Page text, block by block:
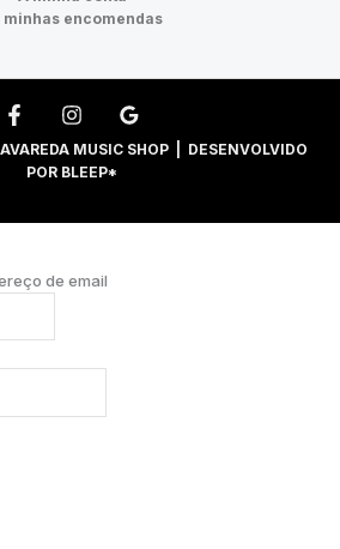
minhas encomendas
MUSIC SHOP | DESENVOLVIDO
POR BLEEP*
de email